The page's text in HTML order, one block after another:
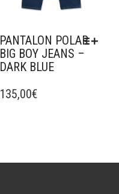
PANTALON POLAR
BIG BOY JEANS –
DARK BLUE
PRODUIT
135,00€